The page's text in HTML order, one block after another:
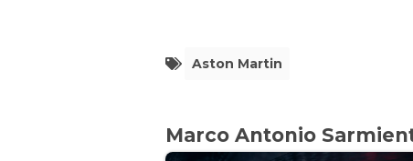
Aston Martin
Marco Antonio